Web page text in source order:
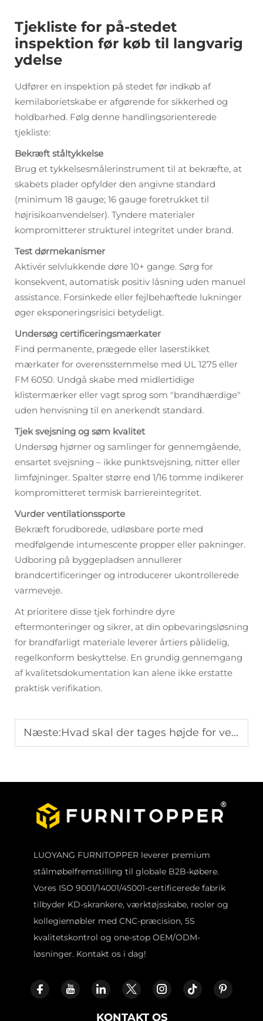
Tjekliste for på-stedet
inspektion før køb til langvarig
ydelse
Udfører en inspektion på stedet før indkøb af
kemilaborietskabe er afgørende for sikkerhed og
holdbarhed. Følg denne handlingsorienterede
tjekliste:
Bekræft ståltykkelse
Brug et tykkelsesmålerinstrument til at bekræfte, at
skabets plader opfylder den angivne standard
(minimum 18 gauge; 16 gauge foretrukket til
højrisikoanvendelser). Tyndere materialer
kompromitterer strukturel integritet under brand.
Test dørmekanismer
Aktivér selvlukkende døre 10+ gange. Sørg for
konsekvent, automatisk positiv låsning uden manuel
assistance. Forsinkede eller fejlbehæftede lukninger
øger eksponeringsrisici betydeligt.
Undersøg certificeringsmærkater
Find permanente, prægede eller laserstikket
mærkater for overensstemmelse med UL 1275 eller
FM 6050. Undgå skabe med midlertidige
klistermærker eller vagt sprog som "brandhærdige"
uden henvisning til en anerkendt standard.
Tjek svejsning og søm kvalitet
Undersøg hjørner og samlinger for gennemgående,
ensartet svejsning – ikke punktsvejsning, nitter eller
limføjninger. Spalter større end 1/16 tomme indikerer
kompromitteret termisk barriereintegritet.
Vurder ventilationssporte
Bekræft forudborede, udløsbare porte med
medfølgende intumescente propper eller pakninger.
Udboring på byggepladsen annullerer
brandcertificeringer og introducerer ukontrollerede
varmeveje.
At prioritere disse tjek forhindre dyre
eftermonteringer og sikrer, at din opbevaringsløsning
for brandfarligt materiale leverer årtiers pålidelig,
regelkonform beskyttelse. En grundig gennemgang
af kvalitetsdokumentation kan alene ikke erstatte
praktisk verifikation.
Næste:Hvad skal der tages højde for ved eksport, når der fremstilles stålkemikalieskabe til EU- og nordamerikanske markeder?
LUOYANG FURNITOPPER leverer premium
stålmøbelfremstilling til globale B2B-købere.
Vores ISO 9001/14001/45001-certificerede fabrik
tilbyder KD-skrankere, værktøjsskabe, reoler og
kollegiemøbler med CNC-præcision, 5S
kvalitetskontrol og one-stop OEM/ODM-
løsninger. Kontakt os i dag!
KONTAKT OS